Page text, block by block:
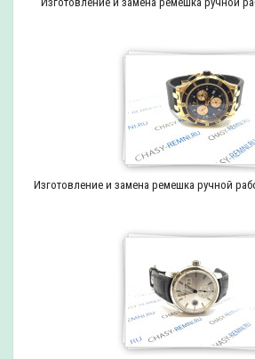
Изготовление и замена ремешка ручной